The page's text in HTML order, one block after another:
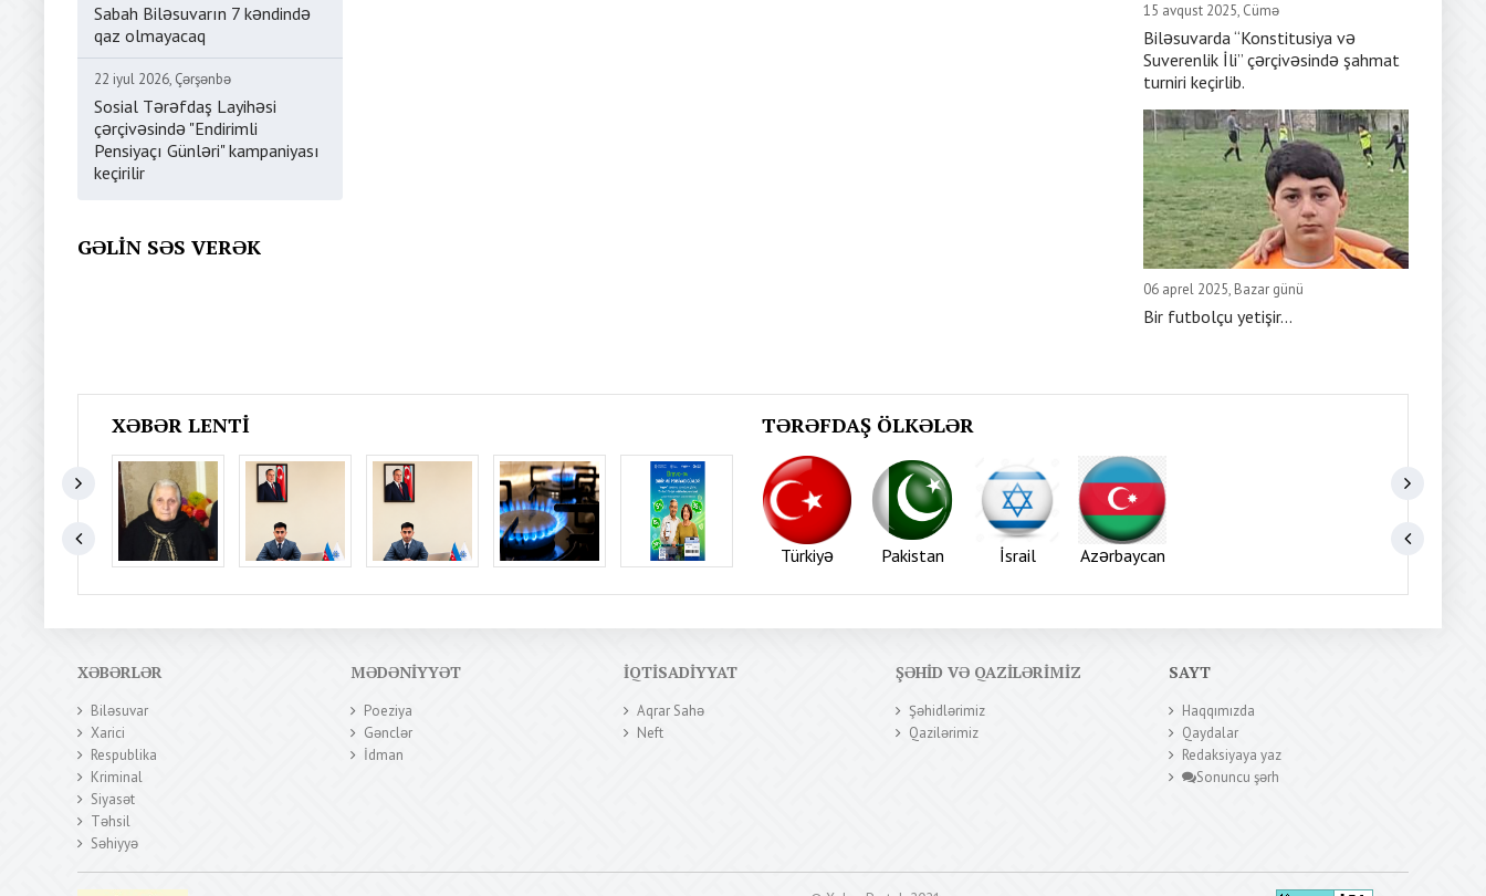
Sabah Biləsuvarın 7 kəndində
qaz olmayacaq
22 iyul 2026, Çərşənbə
Sosial Tərəfdaş Layihəsi
çərçivəsində "Endirimli
Pensiyaçı Günləri" kampaniyası
keçirilir
GƏLIN SƏS VERƏK
15 avqust 2025, Cümə
Biləsuvarda “Konstitusiya və
Suverenlik İli” çərçivəsində şahmat
turniri keçirlib.
06 aprel 2025, Bazar günü
Bir futbolçu yetişir...
XƏBƏR LENTI TƏRƏFDAŞ ÖLKƏLƏR
Türkiyə Pakistan İsrail Azərbaycan
XƏBƏRLƏR
Biləsuvar
Xarici
Respublika
Kriminal
Siyasət
Təhsil
Səhiyyə
MƏDƏNIYYƏT
Poeziya
Gənclər
İdman
İQTISADIYYAT
Aqrar Sahə
Neft
ŞƏHID VƏ QAZILƏRIMIZ
Şəhidlərimiz
Qazilərimiz
SAYT
Haqqımızda
Qaydalar
Redaksiyaya yaz
Sonuncu şərh